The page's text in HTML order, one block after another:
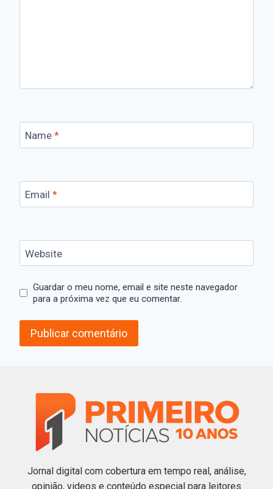
Name *
Email *
Website
Guardar o meu nome, email e site neste navegador
para a próxima vez que eu comentar.
Jornal digital com cobertura em tempo real, análise,
opinião, videos e conteúdo especial para leitores